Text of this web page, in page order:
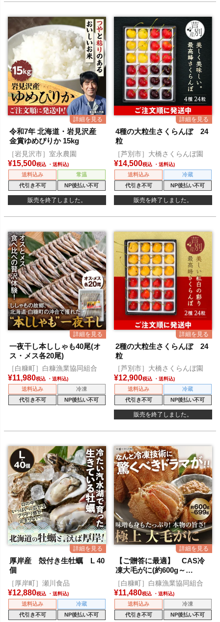
令和7年 北海道・岩見沢産
金賞ゆめぴりか 15kg
［岩見沢市］室永農園
¥15,500税込
送料込み
常温
代引き不可
NP後払い不可
販売を終了しました。
4種の大粒生さくらんぼ 24
粒
［芦別市］大橋さくらんぼ園
¥14,500税込
送料込み
冷蔵
代引き不可
NP後払い不可
販売を終了しました。
一夜干し本ししゃも40尾(オ
ス・メス各20尾)
［白糠町］白糠漁業協同組合
¥11,980税込
送料込み
冷凍
代引き不可
NP後払い不可
2種の大粒生さくらんぼ 24
粒
［芦別市］大橋さくらんぼ園
¥12,900税込
送料込み
冷蔵
代引き不可
NP後払い不可
販売を終了しました。
厚岸産 殻付き生牡蠣 L 40
個
［厚岸町］瀬川食品
¥12,880税込
送料込み
冷蔵
代引き不可
NP後払い不可
【ご贈答に最適】 CAS冷
凍大毛がに(約600g～
699g) 1尾
［白糠町］白糠漁業協同組合
¥11,480税込
送料込み
冷凍
代引き不可
NP後払い不可